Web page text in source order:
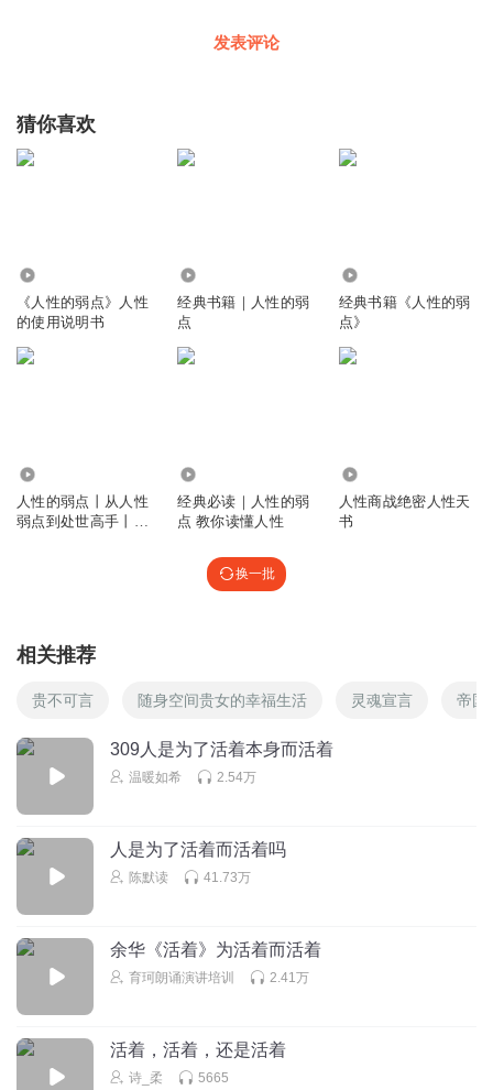
发表评论
猜你喜欢
《人性的弱点》人性
的使用说明书
经典书籍｜人性的弱
点
经典书籍《人性的弱
点》
人性的弱点丨从人性
弱点到处世高手丨人
经典必读｜人性的弱
点 教你读懂人性
人性商战绝密人性天
书
换一批
相关推荐
贵不可言 随身空间贵女的幸福生活 灵魂宣言 帝国
309人是为了活着本身而活着
温暖如希 2.54万
人是为了活着而活着吗
陈默读 41.73万
余华《活着》为活着而活着
育珂朗诵演讲培训 2.41万
活着，活着，还是活着
诗_柔 5665